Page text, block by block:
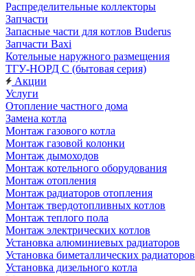
Распределительные коллекторы
Запчасти
Запасные части для котлов Buderus
Запчасти Baxi
Котельные наружного размещения
ТГУ-НОРД С (бытовая серия)
Акции
Услуги
Отопление частного дома
Замена котла
Монтаж газового котла
Монтаж газовой колонки
Монтаж дымоходов
Монтаж котельного оборудования
Монтаж отопления
Монтаж радиаторов отопления
Монтаж твердотопливных котлов
Монтаж теплого пола
Монтаж электрических котлов
Установка алюминиевых радиаторов
Установка биметаллических радиаторов
Установка дизельного котла